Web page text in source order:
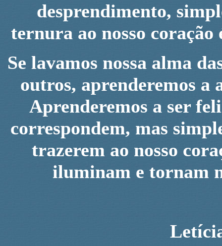
desprendimento,
ternura ao nosso coração
Se lavamos nossa alma
outros, aprenderemos a
Aprenderemos a ser
correspondem, mas
trazerem ao nosso
iluminam e tornam